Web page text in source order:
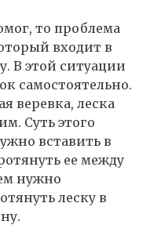
то проблема
входит в
В этой ситуации
самостоятельно.
веревка, леска
Суть этого
вставить в
ее между
нужно
леску в